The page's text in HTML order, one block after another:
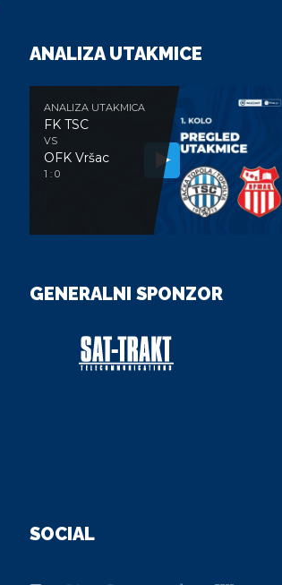
ANALIZA UTAKMICE
ANALIZA UTAKMICA
FK TSC
VS
OFK Vršac
1 : 0
GENERALNI SPONZOR
SOCIAL